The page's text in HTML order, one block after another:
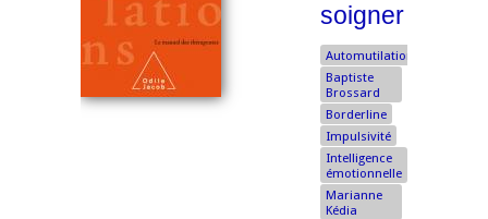
soigner
Automutilation
Baptiste
Brossard
Borderline
Impulsivité
Intelligence
émotionnelle
Marianne
Kédia